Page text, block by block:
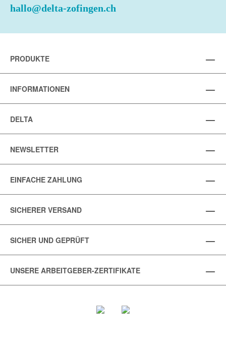
hallo@delta-zofingen.ch
PRODUKTE
INFORMATIONEN
DELTA
NEWSLETTER
EINFACHE ZAHLUNG
SICHERER VERSAND
SICHER UND GEPRÜFT
UNSERE ARBEITGEBER-ZERTIFIKATE